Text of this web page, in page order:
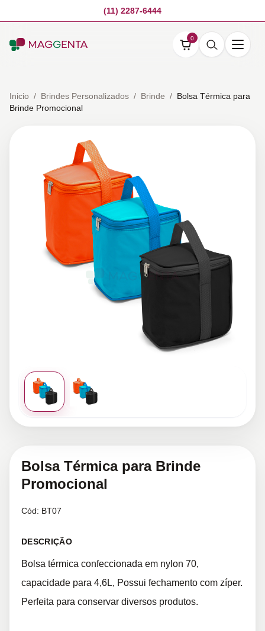
(11) 2287-6444
0
Inicio / Brindes Personalizados / Brinde / Bolsa Térmica para
Brinde Promocional
Bolsa Térmica para Brinde
Promocional
Cód: BT07
DESCRIÇÃO
Bolsa térmica confeccionada em nylon 70,
capacidade para 4,6L, Possui fechamento com zíper.
Perfeita para conservar diversos produtos.